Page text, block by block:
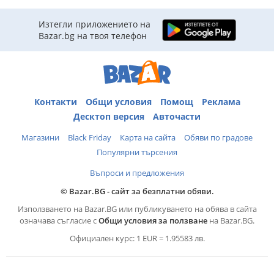
Изтегли приложението на
Bazar.bg на твоя телефон
Контакти Общи условия Помощ
Реклама
Десктоп версия
Авточасти
Магазини Black Friday Карта на сайта
Обяви по градове
Популярни търсения
Въпроси и предложения
© Bazar.BG - сайт за безплатни обяви.
Използването на Bazar.BG или публикуването на обява в сайта
означава съгласие сОбщи условия за ползване на Bazar.BG.
Официален курс: 1 EUR = 1.95583 лв.